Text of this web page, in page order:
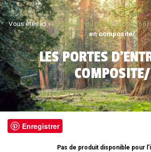
Vous êtes ici ›Spécialiste du bois à Cernay (68)
en composite/
LES PORTES
COMPOSITE/
Enregistrer
Pas de produit disponible pour